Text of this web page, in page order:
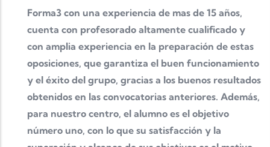
Forma3 con una experiencia de mas de 15 años,
cuenta con profesorado altamente cualificado y
con amplia experiencia en la preparación de estas
oposiciones, que garantiza el buen funcionamiento
y el éxito del grupo, gracias a los buenos resultados
obtenidos en las convocatorias anteriores. Además,
para nuestro centro, el alumno es el objetivo
número uno, con lo que su satisfacción y la